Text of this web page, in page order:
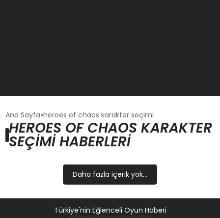
GÜNCEL
OYUN HABERLERI
EĞITIM
Ana Sayfa heroes of chaos karakter seçimi
HEROES OF CHAOS KARAKTER
SEÇIMI HABERLERI
Daha fazla içerik yok...
Türkiye'nin Eğlenceli Oyun Haberi